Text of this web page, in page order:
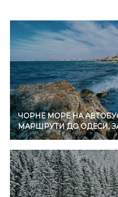
ЧОРНЕ МОРЕ НА
МАРШРУТИ ДО ОДЕСИ,